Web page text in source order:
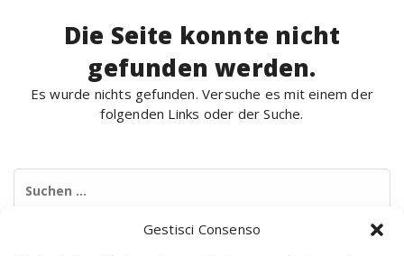
Gestisci Consenso
Die Seite konnte nicht
gefunden werden.
Es wurde nichts gefunden. Versuche es mit einem der
folgenden Links oder der Suche.